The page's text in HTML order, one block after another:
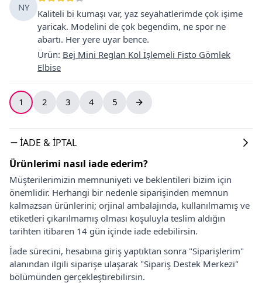
NY
Kaliteli bi kumaşı var, yaz seyahatlerimde çok işime
yaricak. Modelini de çok begendim, ne spor ne
abartı. Her yere uyar bence.
Ürün: Bej Mini Reglan Kol İşlemeli Fisto Gömlek
Elbise
1 2 3 4 5
İADE & İPTAL
Ürünlerimi nasıl iade ederim?
Müşterilerimizin memnuniyeti ve beklentileri bizim için
önemlidir. Herhangi bir nedenle siparişinden memnun
kalmazsan ürünlerini; orjinal ambalajında, kullanılmamış ve
etiketleri çıkarılmamış olması koşuluyla teslim aldığın
tarihten itibaren 14 gün içinde iade edebilirsin.
İade sürecini, hesabına giriş yaptıktan sonra "Siparişlerim"
alanından ilgili siparişe ulaşarak "Sipariş Destek Merkezi"
bölümünden gerçekleştirebilirsin.